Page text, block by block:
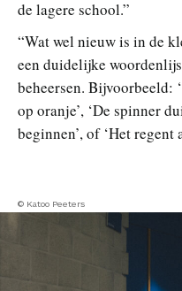
de lagere school.”
“Wat wel nieuw is in de
een duidelijke
beheersen. Bijvoorbeeld:
op oranje’, ‘De spinner
beginnen’, of ‘Het
© Katoo Peeters